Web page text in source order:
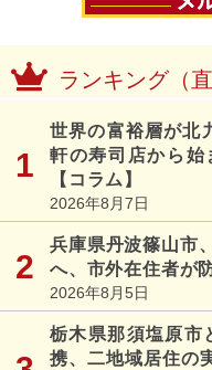
ランキング（
世界の富裕層が北
軒の寿司店から始
【コラム】
2026年8月7日
兵庫県丹波篠山市
へ、市外在住者が
2026年8月5日
栃木県那須塩原市
携、二地域居住の